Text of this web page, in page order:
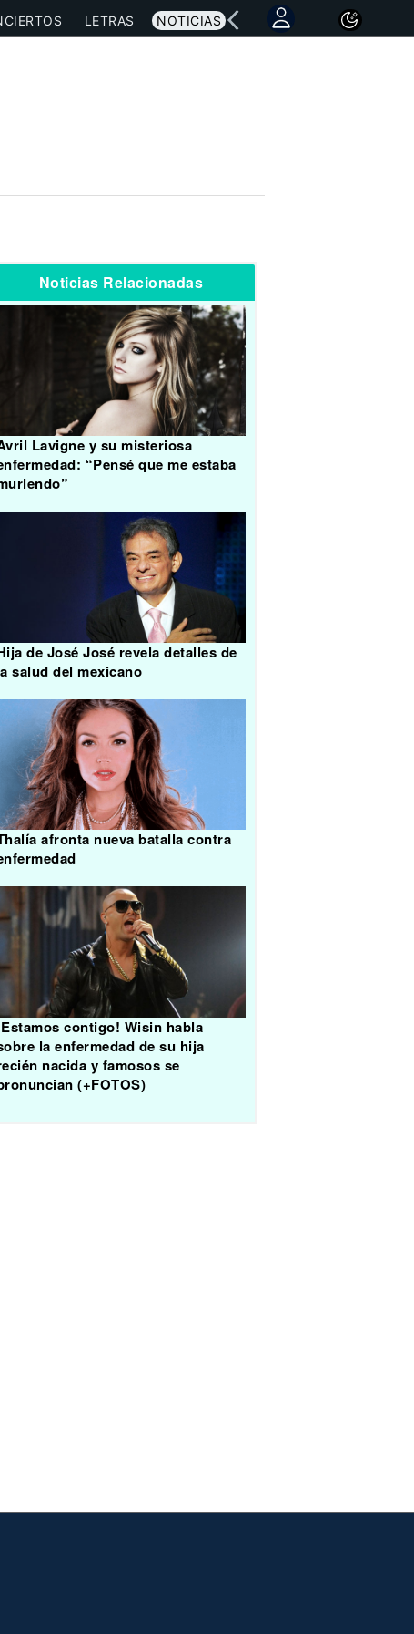
LETRAS NOTICIAS
Noticias Relacionadas
Lavigne y su misteriosa
“Pensé que me estaba
de José José revela detalles de
salud del mexicano
afronta nueva batalla contra
contigo! Wisin habla
la enfermedad de su hija
nacida y famosos se
(+FOTOS)